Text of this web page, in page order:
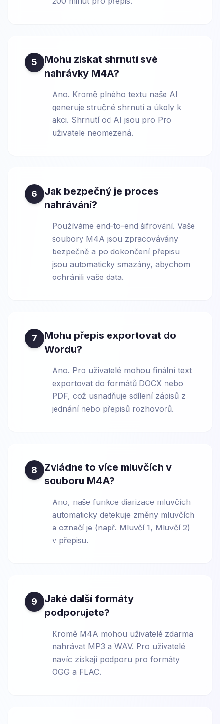
5
Mohu získat shrnutí své
nahrávky M4A?
Ano. Kromě plného textu naše AI
generuje stručné shrnutí a úkoly k
akci. Shrnutí od AI jsou pro Pro
uživatele neomezená.
6
Jak bezpečný je proces
nahrávání?
Používáme end-to-end šifrování. Vaše
soubory M4A jsou zpracovávány
bezpečně a po dokončení přepisu
jsou automaticky smazány, abychom
ochránili vaše data.
7
Mohu přepis exportovat do
Wordu?
Ano. Pro uživatelé mohou finální text
exportovat do formátů DOCX nebo
PDF, což usnadňuje sdílení zápisů z
jednání nebo přepisů rozhovorů.
8
Zvládne to více mluvčích v
souboru M4A?
Ano, naše funkce diarizace mluvčích
automaticky detekuje změny mluvčích
a označí je (např. Mluvčí 1, Mluvčí 2)
v přepisu.
9
Jaké další formáty
podporujete?
Kromě M4A mohou uživatelé zdarma
nahrávat MP3 a WAV. Pro uživatelé
navíc získají podporu pro formáty
OGG a FLAC.